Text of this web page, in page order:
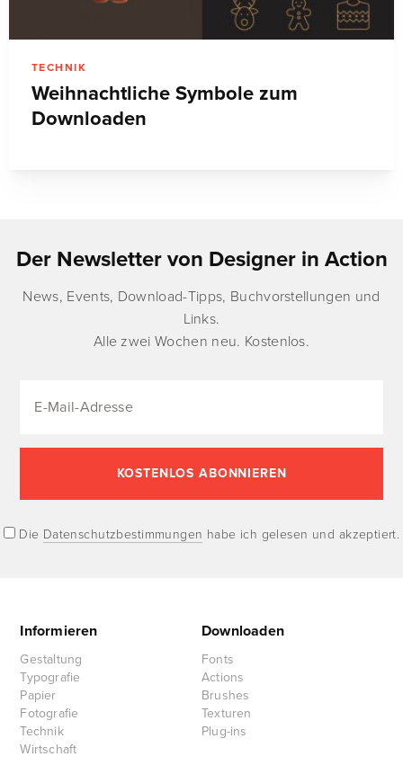
TECHNIK
Weihnachtliche Symbole zum
Downloaden
Der Newsletter von Designer in Action
News, Events, Download-Tipps, Buchvorstellungen und
Links.
Alle zwei Wochen neu. Kostenlos.
Die Datenschutzbestimmungen habe ich gelesen und akzeptiert.
Informieren
Gestaltung
Typografie
Papier
Fotografie
Technik
Wirtschaft
Downloaden
Fonts
Actions
Brushes
Texturen
Plug-ins